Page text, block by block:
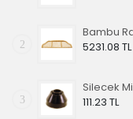
2
5231.08 TL
3
111.23 TL